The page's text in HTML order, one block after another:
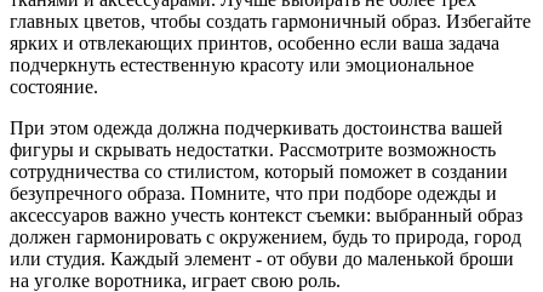
главных цветов, чтобы создать гармоничный образ. Избегайте
ярких и отвлекающих принтов, особенно если ваша задача
подчеркнуть естественную красоту или эмоциональное
состояние.
При этом одежда должна подчеркивать достоинства вашей
фигуры и скрывать недостатки. Рассмотрите возможность
сотрудничества со стилистом, который поможет в создании
безупречного образа. Помните, что при подборе одежды и
аксессуаров важно учесть контекст съемки: выбранный образ
должен гармонировать с окружением, будь то природа, город
или студия. Каждый элемент - от обуви до маленькой броши
на уголке воротника, играет свою роль.